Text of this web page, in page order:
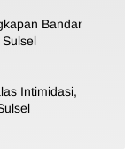
Bandar
Intimidasi,